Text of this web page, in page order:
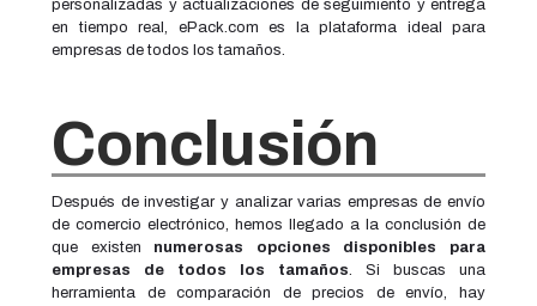
personalizadas y actualizaciones de seguimiento y entrega
en tiempo real, ePack.com es la plataforma ideal para
empresas de todos los tamaños.
Conclusión
Después de investigar y analizar varias empresas de envío
de comercio electrónico, hemos llegado a la conclusión de
que existen numerosas opciones disponibles para
empresas de todos los tamaños. Si buscas una
herramienta de comparación de precios de envío, hay